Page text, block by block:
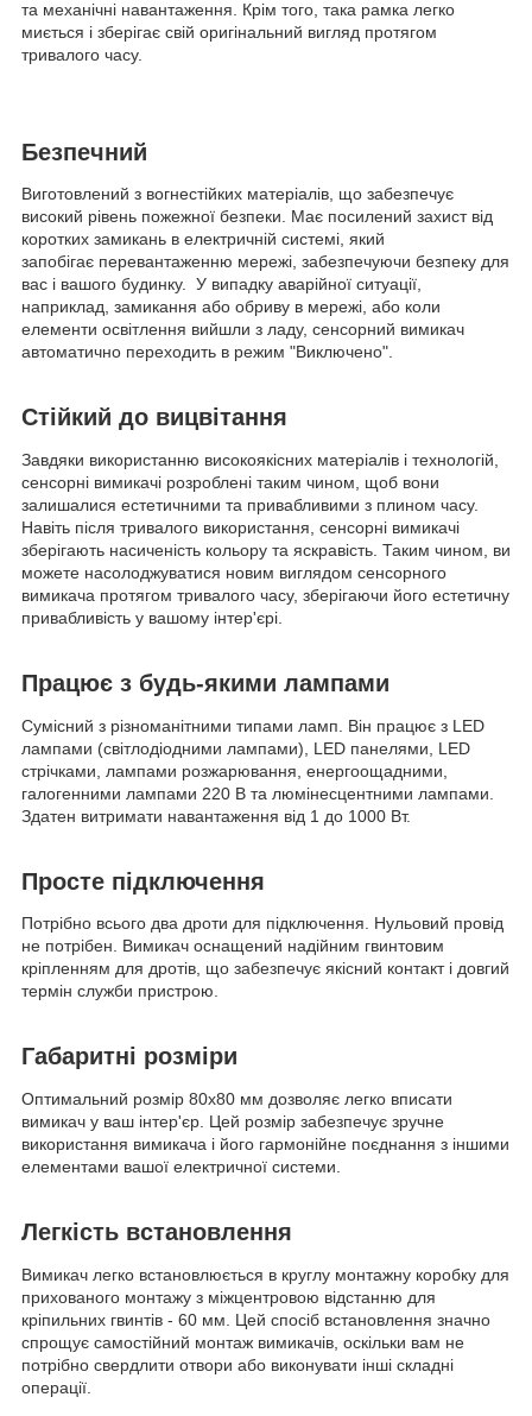
та механічні навантаження. Крім того, така рамка легко
миється і зберігає свій оригінальний вигляд протягом
тривалого часу.
Безпечний
Виготовлений з вогнестійких матеріалів, що забезпечує
високий рівень пожежної безпеки. Має посилений захист від
коротких замикань в електричній системі, який
запобігає перевантаженню мережі, забезпечуючи безпеку для
вас і вашого будинку. У випадку аварійної ситуації,
наприклад, замикання або обриву в мережі, або коли
елементи освітлення вийшли з ладу, сенсорний вимикач
автоматично переходить в режим "Виключено".
Стійкий до вицвітання
Завдяки використанню високоякісних матеріалів і технологій,
сенсорні вимикачі розроблені таким чином, щоб вони
залишалися естетичними та привабливими з плином часу.
Навіть після тривалого використання, сенсорні вимикачі
зберігають насиченість кольору та яскравість. Таким чином, ви
можете насолоджуватися новим виглядом сенсорного
вимикача протягом тривалого часу, зберігаючи його естетичну
привабливість у вашому інтер'єрі.
Працює з будь-якими лампами
Сумісний з різноманітними типами ламп. Він працює з LED
лампами (світлодіодними лампами), LED панелями, LED
стрічками, лампами розжарювання, енергоощадними,
галогенними лампами 220 В та люмінесцентними лампами.
Здатен витримати навантаження від 1 до 1000 Вт.
Просте підключення
Потрібно всього два дроти для підключення. Нульовий провід
не потрібен. Вимикач оснащений надійним гвинтовим
кріпленням для дротів, що забезпечує якісний контакт і довгий
термін служби пристрою.
Габаритні розміри
Оптимальний розмір 80х80 мм дозволяє легко вписати
вимикач у ваш інтер'єр. Цей розмір забезпечує зручне
використання вимикача і його гармонійне поєднання з іншими
елементами вашої електричної системи.
Легкість встановлення
Вимикач легко встановлюється в круглу монтажну коробку для
прихованого монтажу з міжцентровою відстанню для
кріпильних гвинтів - 60 мм. Цей спосіб встановлення значно
спрощує самостійний монтаж вимикачів, оскільки вам не
потрібно свердлити отвори або виконувати інші складні
операції.